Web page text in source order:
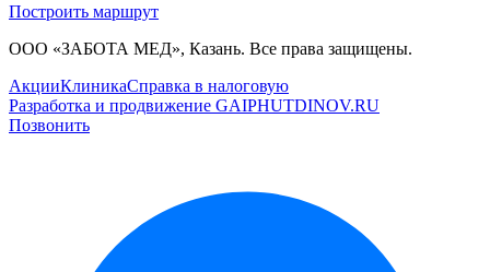
Построить маршрут
ООО «ЗАБОТА МЕД», Казань. Все права защищены.
АкцииКлиникаСправка в налоговую
Разработка и продвижение GAIPHUTDINOV.RU
Позвонить